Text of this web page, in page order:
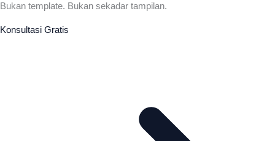
Bukan template. Bukan sekadar tampilan.
Konsultasi Gratis